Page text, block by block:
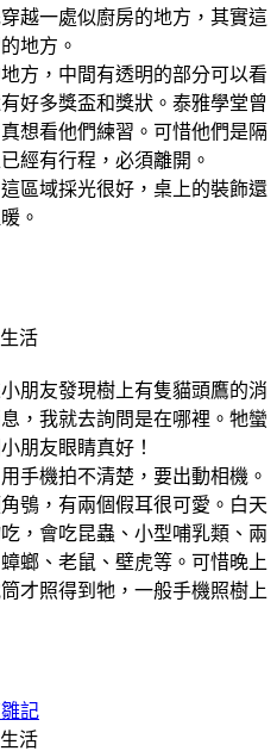
越一處似廚房的地方，其實這
地方。
方，中間有透明的部分可以看
好多獎盃和獎狀。泰雅學堂曾
想看他們練習。可惜他們是隔
經有行程，必須離開。
區域採光很好，桌上的裝飾還
。
活
朋友發現樹上有隻貓頭鷹的消
，我就去詢問是在哪裡。牠蠻
朋友眼睛真好！
手機拍不清楚，要出動相機。
鴞，有兩個假耳很可愛。白天
，會吃昆蟲、小型哺乳類、兩
螂、老鼠、壁虎等。可惜晚上
才照得到牠，一般手機照樹上
記
活